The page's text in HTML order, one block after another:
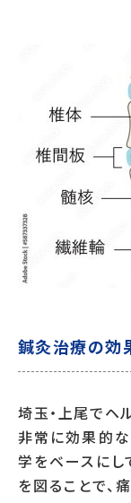
鍼灸治療の効
埼玉・上尾でヘ
非常に効果的な
学をベースにし
を図ることで、